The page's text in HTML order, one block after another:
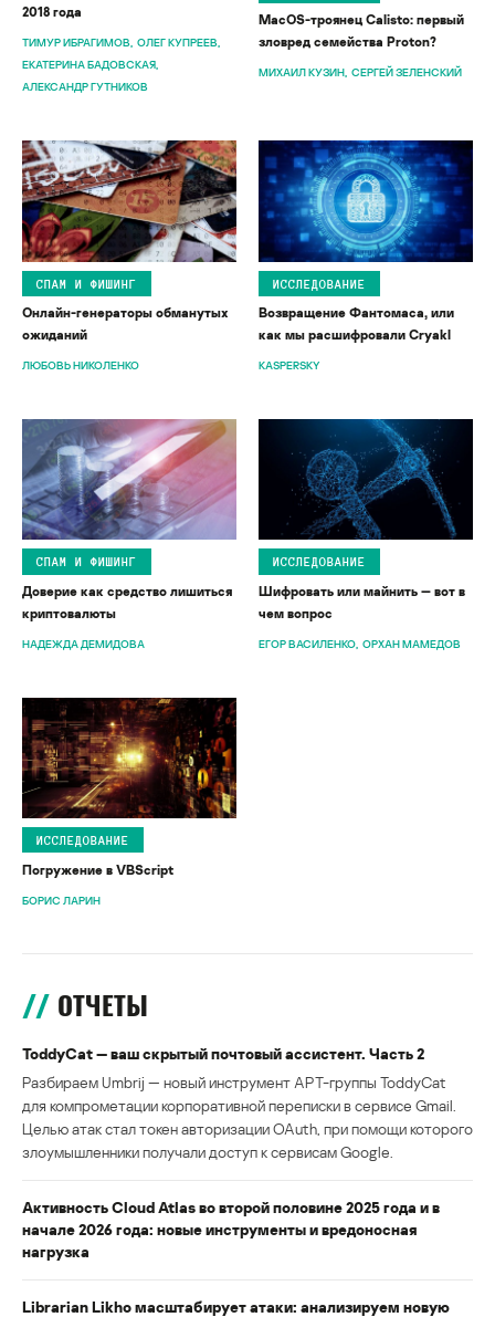
2018 года
ТИМУР ИБРАГИМОВ ОЛЕГ КУПРЕЕВ
ЕКАТЕРИНА БАДОВСКАЯ
АЛЕКСАНДР ГУТНИКОВ
MacOS-троянец Calisto: первый
зловред семейства Proton?
МИХАИЛ КУЗИН СЕРГЕЙ ЗЕЛЕНСКИЙ
СПАМ И ФИШИНГ
Онлайн-генераторы обманутых
ожиданий
ЛЮБОВЬ НИКОЛЕНКО
ИССЛЕДОВАНИЕ
Возвращение Фантомаса, или
как мы расшифровали Cryakl
KASPERSKY
СПАМ И ФИШИНГ
Доверие как средство лишиться
криптовалюты
НАДЕЖДА ДЕМИДОВА
ИССЛЕДОВАНИЕ
Шифровать или майнить — вот в
чем вопрос
ЕГОР ВАСИЛЕНКО ОРХАН МАМЕДОВ
ИССЛЕДОВАНИЕ
Погружение в VBScript
БОРИС ЛАРИН
ОТЧЕТЫ
ToddyCat — ваш скрытый почтовый ассистент. Часть 2
Разбираем Umbrij — новый инструмент APT-группы ToddyCat
для компрометации корпоративной переписки в сервисе Gmail.
Целью атак стал токен авторизации OAuth, при помощи которого
злоумышленники получали доступ к сервисам Google.
Активность Cloud Atlas во второй половине 2025 года и в
начале 2026 года: новые инструменты и вредоносная
нагрузка
Librarian Likho масштабирует атаки: анализируем новую